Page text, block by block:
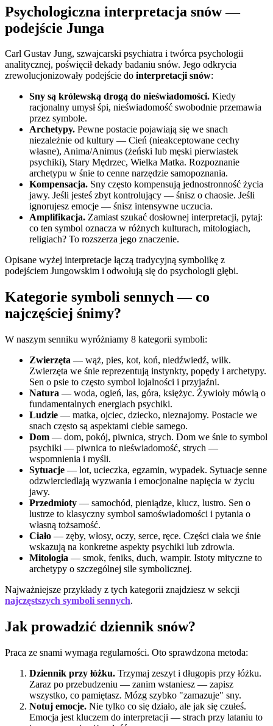
Psychologiczna interpretacja snów —
podejście Junga
Carl Gustav Jung, szwajcarski psychiatra i twórca psychologii
analitycznej, poświęcił dekady badaniu snów. Jego odkrycia
zrewolucjonizowały podejście do interpretacji snów:
Sny są królewską drogą do nieświadomości. Kiedy
racjonalny umysł śpi, nieświadomość swobodnie przemawia
przez symbole.
Archetypy. Pewne postacie pojawiają się we snach
niezależnie od kultury — Cień (nieakceptowane cechy
własne), Anima/Animus (żeński lub męski pierwiastek
psychiki), Stary Mędrzec, Wielka Matka. Rozpoznanie
archetypu w śnie to cenne narzędzie samopoznania.
Kompensacja. Sny często kompensują jednostronność życia
jawy. Jeśli jesteś zbyt kontrolujący — śnisz o chaosie. Jeśli
ignorujesz emocje — śnisz intensywne uczucia.
Amplifikacja. Zamiast szukać dosłownej interpretacji, pytaj:
co ten symbol oznacza w różnych kulturach, mitologiach,
religiach? To rozszerza jego znaczenie.
Opisane wyżej interpretacje łączą tradycyjną symbolikę z
podejściem Jungowskim i odwołują się do psychologii głębi.
Kategorie symboli sennych — co
najczęściej śnimy?
W naszym senniku wyróżniamy 8 kategorii symboli:
Zwierzęta — wąż, pies, kot, koń, niedźwiedź, wilk.
Zwierzęta we śnie reprezentują instynkty, popędy i archetypy.
Sen o psie to często symbol lojalności i przyjaźni.
Natura — woda, ogień, las, góra, księżyc. Żywioły mówią o
fundamentalnych energiach psychiki.
Ludzie — matka, ojciec, dziecko, nieznajomy. Postacie we
snach często są aspektami ciebie samego.
Dom — dom, pokój, piwnica, strych. Dom we śnie to symbol
psychiki — piwnica to nieświadomość, strych —
wspomnienia i myśli.
Sytuacje — lot, ucieczka, egzamin, wypadek. Sytuacje senne
odzwierciedlają wyzwania i emocjonalne napięcia w życiu
jawy.
Przedmioty — samochód, pieniądze, klucz, lustro. Sen o
lustrze to klasyczny symbol samoświadomości i pytania o
własną tożsamość.
Ciało — zęby, włosy, oczy, serce, ręce. Części ciała we śnie
wskazują na konkretne aspekty psychiki lub zdrowia.
Mitologia — smok, feniks, duch, wampir. Istoty mityczne to
archetypy o szczególnej sile symbolicznej.
Najważniejsze przykłady z tych kategorii znajdziesz w sekcji
najczęstszych symboli sennych.
Jak prowadzić dziennik snów?
Praca ze snami wymaga regularności. Oto sprawdzona metoda:
Dziennik przy łóżku. Trzymaj zeszyt i długopis przy łóżku.
Zaraz po przebudzeniu — zanim wstaniesz — zapisz
wszystko, co pamiętasz. Mózg szybko "zamazuje" sny.
Notuj emocje. Nie tylko co się działo, ale jak się czułeś.
Emocja jest kluczem do interpretacji — strach przy lataniu to